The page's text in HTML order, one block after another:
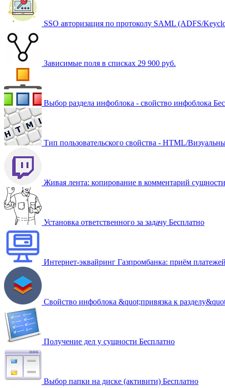
SSO авторизация по протоколу SAML (ADFS/
Зависимые поля в списках 29 900 руб.
Выбор раздела инфоблока - свойство инфоблока
Тип пользовательского свойства - HTML/
Живая лента: копирование в комментарий сущности
Установка ответственного за задачу Бесплатно
Интернет-эквайринг Газпромбанка: приём
Свойство инфоблока &quot;привязка к
Получение дел у сущности Бесплатно
Выбор папки на диске (активити) Бесплатно